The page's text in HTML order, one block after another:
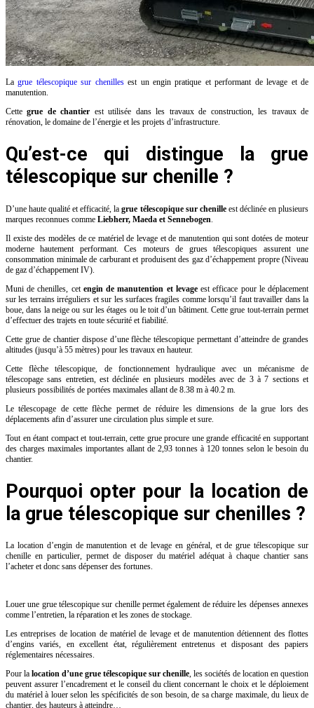
La grue télescopique sur chenillesest un engin pratique et performant de levage et de
manutention.
Cettegrue de chantier est utilisée dans les travaux de construction, les travaux de
rénovation, le domaine de l’énergie et les projets d’infrastructure.
Qu’est-ce qui distingue la grue
télescopique sur chenille ?
D’une haute qualité et efficacité, lagrue télescopique sur chenilleest déclinée en plusieurs
marques reconnues comme Liebherr, Maeda et Sennebogen
Il existe des modèles de ce matériel de levage et de manutention qui sont dotées de moteur
moderne hautement performant. Ces moteurs de grues télescopiques assurent une
consommation minimale de carburant et produisent des gaz d’échappement propre (Niveau
de gaz d’échappement IV).
Muni de chenilles, cet engin de manutention et levageest efficace pour le déplacement
sur les terrains irréguliers et sur les surfaces fragiles comme lorsqu’il faut travailler dans la
boue, dans la neige ou sur les étages ou le toit d’un bâtiment. Cette grue tout-terrain permet
d’effectuer des trajets en toute sécurité et fiabilité.
Cette grue de chantier dispose d’une flèche télescopique permettant d’atteindre de grandes
altitudes (jusqu’à 55 mètres) pour les travaux en hauteur.
Cette flèche télescopique, de fonctionnement hydraulique avec un mécanisme de
télescopage sans entretien, est déclinée en plusieurs modèles avec de 3 à 7 sections et
plusieurs possibilités de portées maximales allant de 8.38 m à 40.2 m.
Le télescopage de cette flèche permet de réduire les dimensions de la grue lors des
déplacements afin d’assurer une circulation plus simple et sure.
Tout en étant compact et tout-terrain, cette grue procure une grande efficacité en supportant
des charges maximales importantes allant de 2,93 tonnes à 120 tonnes selon le besoin du
chantier.
Pourquoi opter pour la location de
la grue télescopique sur chenilles ?
La location d’engin de manutention et de levage en général, et de grue télescopique sur
chenille en particulier, permet de disposer du matériel adéquat à chaque chantier sans
l’acheter et donc sans dépenser des fortunes.
Louer une grue télescopique sur chenille permet également de réduire les dépenses annexes
comme l’entretien, la réparation et les zones de stockage.
Les entreprises de location de matériel de levage et de manutention détiennent des flottes
d’engins variés, en excellent état, régulièrement entretenus et disposant des papiers
réglementaires nécessaires.
Pour la location d’une grue télescopique sur chenille, les sociétés de location en question
peuvent assurer l’encadrement et le conseil du client concernant le choix et le déploiement
du matériel à louer selon les spécificités de son besoin, de sa charge maximale, du lieux de
chantier, des hauteurs à atteindre…